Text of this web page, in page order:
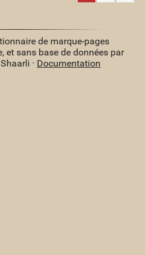
de marque-pages
et sans base de données par
· Documentation